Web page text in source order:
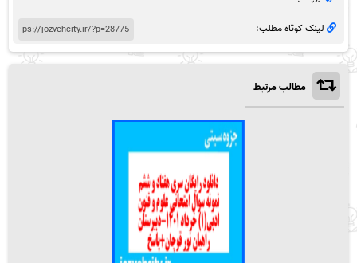
لینک کوتاه مطلب:
مطالب مرتبط